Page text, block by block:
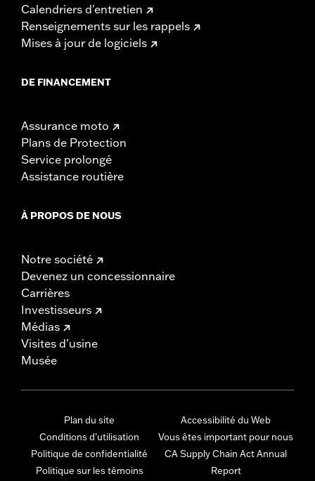
Calendriers d'entretien
Renseignements sur les rappels
Mises à jour de logiciels
DE FINANCEMENT
Assurance moto
Plans de Protection
Service prolongé
Assistance routière
À PROPOS DE NOUS
Notre société
Devenez un concessionnaire
Carrières
Investisseurs
Médias
Visites d'usine
Musée
Plan du site
Conditions d'utilisation
Politique de confidentialité
Politique sur les témoins
Accessibilité du Web
Vous êtes important pour nous
CA Supply Chain Act Annual
Report